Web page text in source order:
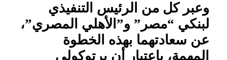
وعبر كل من الرئيس التنفيذي
لبنكي “مصر” و”الأهلي المصري”،
عن سعادتهما بهذه الخطوة
المهمة، باعتبار أن برتوكولي